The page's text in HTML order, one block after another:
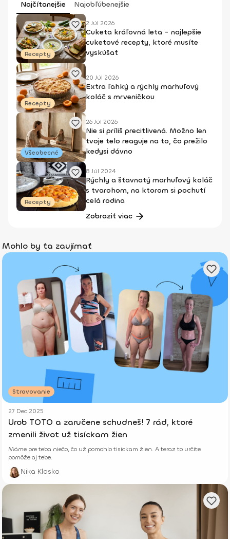
Najčítanejšie Najobľúbenejšie
Recepty
2 Júl 2026
Cuketa kráľovná leta - najlepšie
cuketové recepty, ktoré musíte
vyskúšať
Recepty
20 Júl 2026
Extra ľahký a rýchly marhuľový
koláč s mrveničkou
Všeobecné
26 Júl 2026
Nie si príliš precitlivená. Možno len
tvoje telo reaguje na to, čo prežilo
kedysi dávno
Recepty
8 Júl 2024
Rýchly a šťavnatý marhuľový koláč
s tvarohom, na ktorom si pochutí
celá rodina
Zobraziť viac
Mohlo by ťa zaujímať
Stravovanie
27 Dec 2025
Urob TOTO a zaručene schudneš! 7 rád, ktoré
zmenili život už tisíckam žien
Máme pre teba niečo, čo už pomohlo tisíckam žien. A teraz to určite
pomôže aj tebe.
Nika Klasko